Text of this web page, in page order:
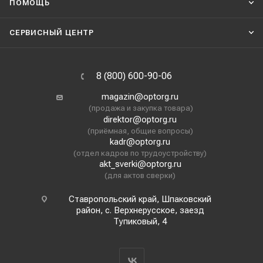
ПОМОЩЬ
СЕРВИСНЫЙ ЦЕНТР
8 (800) 600-90-06
magazin@optorg.ru
(продажа и закупка товара)
direktor@optorg.ru
(приёмная, общие вопросы)
kadr@optorg.ru
(отдел кадров по трудоустройству)
akt_sverki@optorg.ru
(для актов сверки)
Ставропольский край, Шпаковский
район, с. Верхнерусское, заезд
Тупиковый, 4